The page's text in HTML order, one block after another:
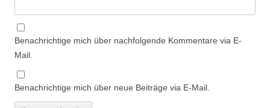
Benachrichtige mich über nachfolgende Kommentare via E-
Mail.
Benachrichtige mich über neue Beiträge via E-Mail.